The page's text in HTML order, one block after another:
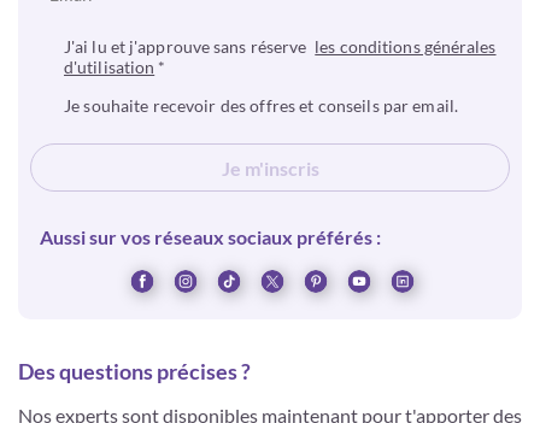
J'ai lu et j'approuve sans réserve les conditions générales
d'utilisation *
Je souhaite recevoir des offres et conseils par email.
Je m'inscris
Aussi sur vos réseaux sociaux préférés :
Des questions précises ?
Nos experts sont disponibles maintenant pour t'apporter des